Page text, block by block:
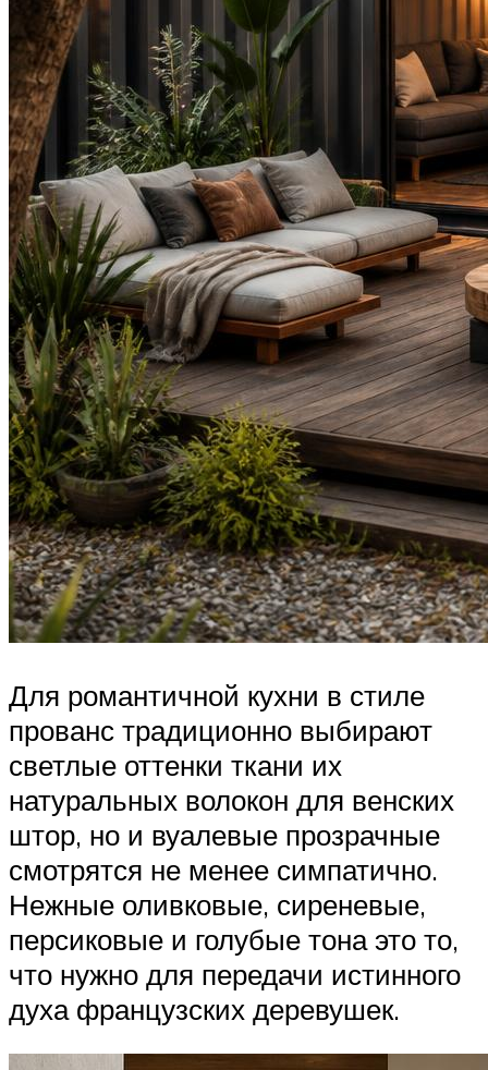
Для романтичной кухни в стиле
прованс традиционно выбирают
светлые оттенки ткани их
натуральных волокон для венских
штор, но и вуалевые прозрачные
смотрятся не менее симпатично.
Нежные оливковые, сиреневые,
персиковые и голубые тона это то,
что нужно для передачи истинного
духа французских деревушек.